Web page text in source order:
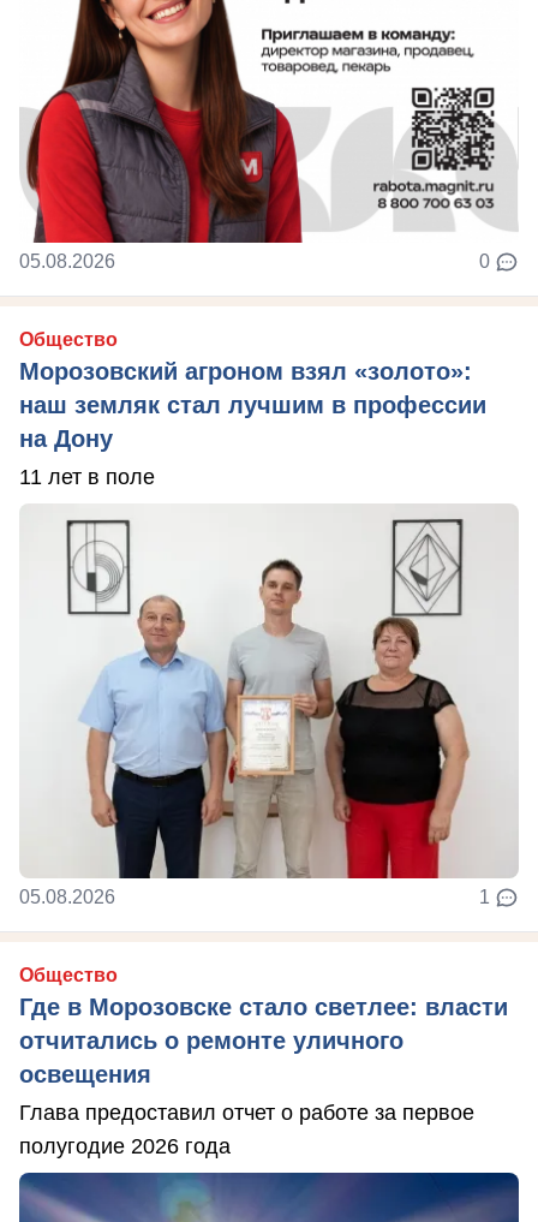
05.08.2026 0
Общество
Морозовский агроном взял «золото»:
наш земляк стал лучшим в профессии
на Дону
11 лет в поле
05.08.2026 1
Общество
Где в Морозовске стало светлее: власти
отчитались о ремонте уличного
освещения
Глава предоставил отчет о работе за первое
полугодие 2026 года